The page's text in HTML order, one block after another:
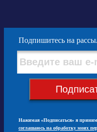
Подпишитесь на
Нажимая «Подписаться» я
соглашаюсь на обработку моих